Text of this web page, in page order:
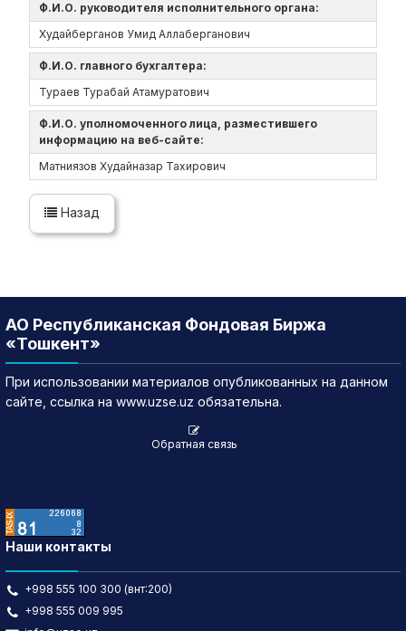
Ф.И.О. руководителя исполнительного органа:
Худайберганов Умид Аллаберганович
Ф.И.О. главного бухгалтера:
Тураев Турабай Атамуратович
Ф.И.О. уполномоченного лица, разместившего
информацию на веб-сайте:
Матниязов Худайназар Тахирович
Назад
АО Республиканская Фондовая Биржа
«Тошкент»
При использовании материалов опубликованных на данном
сайте, ссылка на www.uzse.uz обязательна.
Обратная связь
Наши контакты
+998 555 100 300 (внт:200)
+998 555 009 995